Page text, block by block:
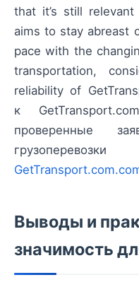
that it’s still
aims to stay abreast
pace with the
transportation,
reliability of
к
проверенные
Выводы и
значимость